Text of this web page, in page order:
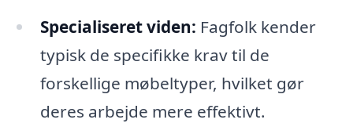
Specialiseret viden: Fagfolk kender
typisk de specifikke krav til de
forskellige møbeltyper, hvilket gør
deres arbejde mere effektivt.